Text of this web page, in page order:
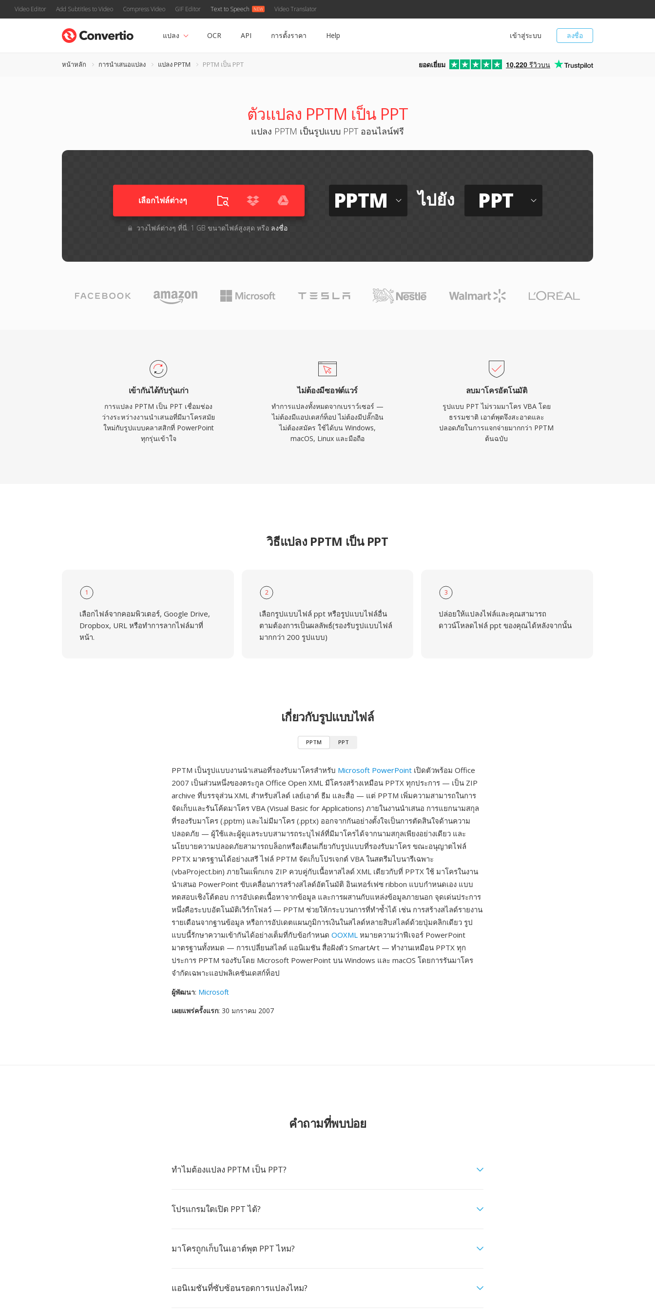
Video Editor Add Subtitles to Video Compress Video GIF Editor Text to Speech Video Translator
ลงชื่อ
เข้าสู่ระบบ
แปลง OCR API การตั้งราคา Help
หน้าหลัก การนำเสนอแปลง แปลง PPTM PPTM เป็น PPT ยอดเยี่ยม 10,220 รีวิวบน
ตัวแปลง PPTM เป็น PPT
แปลง PPTM เป็นรูปแบบ PPT ออนไลน์ฟรี
เลือกไฟล์ต่างๆ​
วางไฟล์ต่างๆ​ ที่นี่. 1 GB ขนาดไฟล์สูงสุด หรือ ลงชื่อ
PPTM ไปยัง PPT
เข้ากันได้กับรุ่นเก่า
การแปลง PPTM เป็น PPT เชื่อมช่อง
ว่างระหว่างงานนำเสนอที่มีมาโครสมัย
ใหม่กับรูปแบบคลาสสิกที่ PowerPoint
ทุกรุ่นเข้าใจ
ไม่ต้องมีซอฟต์แวร์
ทำการแปลงทั้งหมดจากเบราว์เซอร์ —
ไม่ต้องมีแอปเดสก์ท็อป ไม่ต้องมีปลั๊กอิน
ไม่ต้องสมัคร ใช้ได้บน Windows,
macOS, Linux และมือถือ
ลบมาโครอัตโนมัติ
รูปแบบ PPT ไม่รวมมาโคร VBA โดย
ธรรมชาติ เอาต์พุตจึงสะอาดและ
ปลอดภัยในการแจกจ่ายมากกว่า PPTM
ต้นฉบับ
วิธีแปลง PPTM เป็น PPT
1
เลือกไฟล์จากคอมพิวเตอร์, Google Drive,
Dropbox, URL หรือทำการลากไฟล์มาที่
หน้า.
2
เลือกรูปแบบไฟล์ ppt หรือรูปแบบไฟล์อื่น
ตามต้องการเป็นผลลัพธ์(รองรับรูปแบบไฟล์
มากกว่า 200 รูปแบบ)
3
ปล่อยให้แปลงไฟล์และคุณสามารถ
ดาวน์โหลดไฟล์ ppt ของคุณได้หลังจากนั้น
เกี่ยวกับรูปแบบไฟล์
PPTM PPT
PPTM เป็นรูปแบบงานนำเสนอที่รองรับมาโครสำหรับ Microsoft PowerPoint เปิดตัวพร้อม Office
2007 เป็นส่วนหนึ่งของตระกูล Office Open XML มีโครงสร้างเหมือน PPTX ทุกประการ — เป็น ZIP
archive ที่บรรจุส่วน XML สำหรับสไลด์ เลย์เอาต์ ธีม และสื่อ — แต่ PPTM เพิ่มความสามารถในการ
จัดเก็บและรันโค้ดมาโคร VBA (Visual Basic for Applications) ภายในงานนำเสนอ การแยกนามสกุล
ที่รองรับมาโคร (.pptm) และไม่มีมาโคร (.pptx) ออกจากกันอย่างตั้งใจเป็นการตัดสินใจด้านความ
ปลอดภัย — ผู้ใช้และผู้ดูแลระบบสามารถระบุไฟล์ที่มีมาโครได้จากนามสกุลเพียงอย่างเดียว และ
นโยบายความปลอดภัยสามารถบล็อกหรือเตือนเกี่ยวกับรูปแบบที่รองรับมาโคร ขณะอนุญาตไฟล์
PPTX มาตรฐานได้อย่างเสรี ไฟล์ PPTM จัดเก็บโปรเจกต์ VBA ในสตรีมไบนารีเฉพาะ
(vbaProject.bin) ภายในแพ็กเกจ ZIP ควบคู่กับเนื้อหาสไลด์ XML เดียวกับที่ PPTX ใช้ มาโครในงาน
นำเสนอ PowerPoint ขับเคลื่อนการสร้างสไลด์อัตโนมัติ อินเทอร์เฟซ ribbon แบบกำหนดเอง แบบ
ทดสอบเชิงโต้ตอบ การอัปเดตเนื้อหาจากข้อมูล และการผสานกับแหล่งข้อมูลภายนอก จุดเด่นประการ
หนึ่งคือระบบอัตโนมัติเวิร์กโฟลว์ — PPTM ช่วยให้กระบวนการที่ทำซ้ำได้ เช่น การสร้างสไลด์รายงาน
รายเดือนจากฐานข้อมูล หรือการอัปเดตแผนภูมิการเงินในสไลด์หลายสิบสไลด์ด้วยปุ่มคลิกเดียว รูป
แบบนี้รักษาความเข้ากันได้อย่างเต็มที่กับข้อกำหนด OOXML หมายความว่าฟีเจอร์ PowerPoint
มาตรฐานทั้งหมด — การเปลี่ยนสไลด์ แอนิเมชัน สื่อฝังตัว SmartArt — ทำงานเหมือน PPTX ทุก
ประการ PPTM รองรับโดย Microsoft PowerPoint บน Windows และ macOS โดยการรันมาโคร
จำกัดเฉพาะแอปพลิเคชันเดสก์ท็อป
ผู้พัฒนา: Microsoft
เผยแพร่ครั้งแรก: 30 มกราคม 2007
คำถามที่พบบ่อย
ทำไมต้องแปลง PPTM เป็น PPT?
โปรแกรมใดเปิด PPT ได้?
มาโครถูกเก็บในเอาต์พุต PPT ไหม?
แอนิเมชันที่ซับซ้อนรอดการแปลงไหม?